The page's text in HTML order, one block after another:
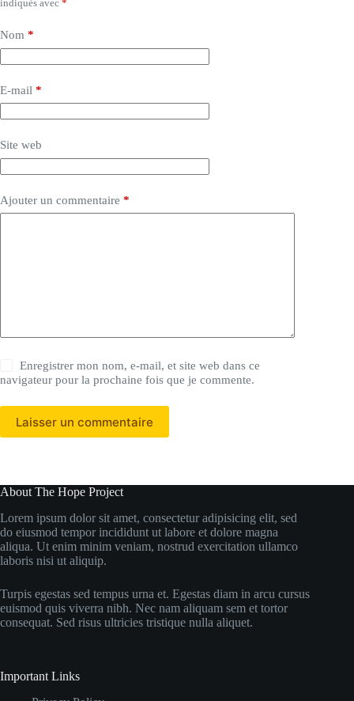
indiqués avec *
Nom *
E-mail *
Site web
Ajouter un commentaire *
Enregistrer mon nom, e-mail, et site web dans ce
navigateur pour la prochaine fois que je commente.
Laisser un commentaire
About The Hope Project
Lorem ipsum dolor sit amet, consectetur adipisicing elit, sed
do eiusmod tempor incididunt ut labore et dolore magna
aliqua. Ut enim minim veniam, nostrud exercitation ullamco
laboris nisi ut aliquip.
Turpis egestas sed tempus urna et. Egestas diam in arcu cursus
euismod quis viverra nibh. Nec nam aliquam sem et tortor
consequat. Sed risus ultricies tristique nulla aliquet.
Important Links